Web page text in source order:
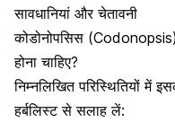
सावधानियां और चेतावनी
कोडोनोपसिस
होना चाहिए?
निम्नलिखित परिस्थितियों में
हर्बलिस्ट से सलाह लें: